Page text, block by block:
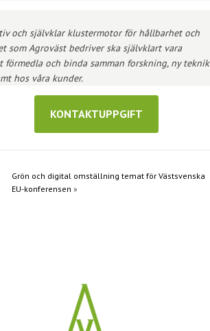
och självklar klustermotor för hållbarhet och
som Agroväst bedriver ska självklart vara
och binda samman forskning, ny teknik
hos våra kunder.
KONTAKTUPPGIFT
Grön och digital omställning temat för Västsvenska
EU-konferensen »